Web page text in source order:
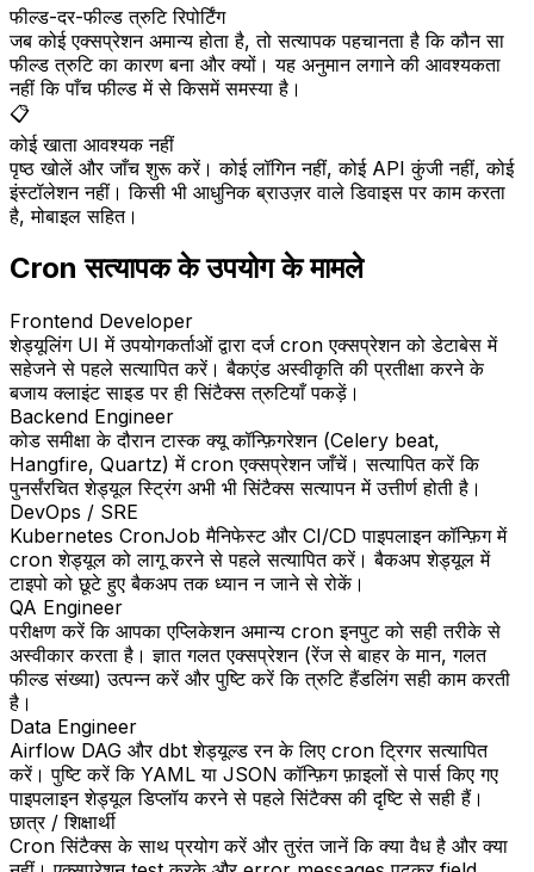
फील्ड-दर-फील्ड त्रुटि रिपोर्टिंग
जब कोई एक्सप्रेशन अमान्य होता है, तो सत्यापक पहचानता है कि कौन सा
फील्ड त्रुटि का कारण बना और क्यों। यह अनुमान लगाने की आवश्यकता
नहीं कि पाँच फील्ड में से किसमें समस्या है।
📋
कोई खाता आवश्यक नहीं
पृष्ठ खोलें और जाँच शुरू करें। कोई लॉगिन नहीं, कोई API कुंजी नहीं, कोई
इंस्टॉलेशन नहीं। किसी भी आधुनिक ब्राउज़र वाले डिवाइस पर काम करता
है, मोबाइल सहित।
Cron सत्यापक के उपयोग के मामले
Frontend Developer
शेड्यूलिंग UI में उपयोगकर्ताओं द्वारा दर्ज cron एक्सप्रेशन को डेटाबेस में
सहेजने से पहले सत्यापित करें। बैकएंड अस्वीकृति की प्रतीक्षा करने के
बजाय क्लाइंट साइड पर ही सिंटैक्स त्रुटियाँ पकड़ें।
Backend Engineer
कोड समीक्षा के दौरान टास्क क्यू कॉन्फ़िगरेशन (Celery beat,
Hangfire, Quartz) में cron एक्सप्रेशन जाँचें। सत्यापित करें कि
पुनर्संरचित शेड्यूल स्ट्रिंग अभी भी सिंटैक्स सत्यापन में उत्तीर्ण होती है।
DevOps / SRE
Kubernetes CronJob मैनिफेस्ट और CI/CD पाइपलाइन कॉन्फ़िग में
cron शेड्यूल को लागू करने से पहले सत्यापित करें। बैकअप शेड्यूल में
टाइपो को छूटे हुए बैकअप तक ध्यान न जाने से रोकें।
QA Engineer
परीक्षण करें कि आपका एप्लिकेशन अमान्य cron इनपुट को सही तरीके से
अस्वीकार करता है। ज्ञात गलत एक्सप्रेशन (रेंज से बाहर के मान, गलत
फील्ड संख्या) उत्पन्न करें और पुष्टि करें कि त्रुटि हैंडलिंग सही काम करती
है।
Data Engineer
Airflow DAG और dbt शेड्यूल्ड रन के लिए cron ट्रिगर सत्यापित
करें। पुष्टि करें कि YAML या JSON कॉन्फ़िग फ़ाइलों से पार्स किए गए
पाइपलाइन शेड्यूल डिप्लॉय करने से पहले सिंटैक्स की दृष्टि से सही हैं।
छात्र / शिक्षार्थी
Cron सिंटैक्स के साथ प्रयोग करें और तुरंत जानें कि क्या वैध है और क्या